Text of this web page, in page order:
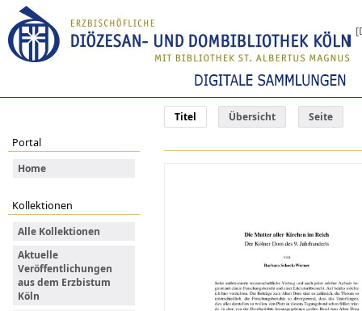
Titel Übersicht Seite
Portal
Home
Kollektionen
Alle Kollektionen
Aktuelle
Veröffentlichungen
aus dem Erzbistum
Köln